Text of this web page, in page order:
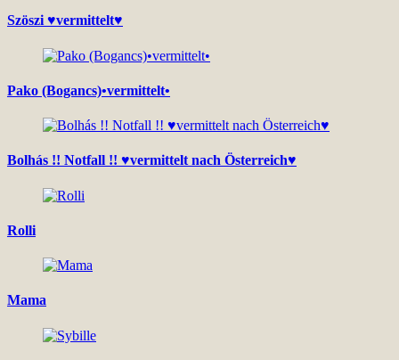
Szöszi ♥vermittelt♥
Pako (Bogancs)•vermittelt•
Bolhás !! Notfall !! ♥vermittelt nach Österreich♥
Rolli
Mama